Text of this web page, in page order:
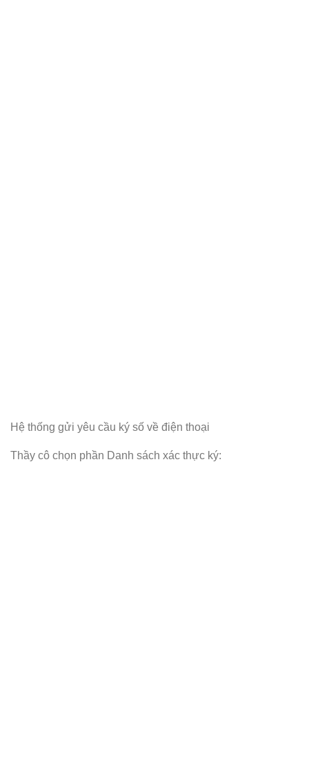
Hệ thống gửi yêu cầu ký số về điện thoại
Thầy cô chọn phần Danh sách xác thực ký: